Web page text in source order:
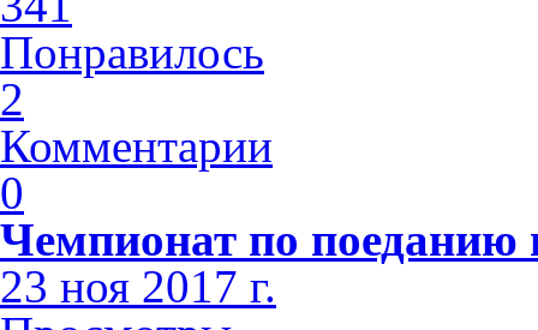
Понравилось
2
Комментарии
0
Чемпионат по поеданию
23 ноя 2017 г.